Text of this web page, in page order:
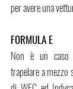
FORMULA E
Non è un caso
trapelare a mezzo